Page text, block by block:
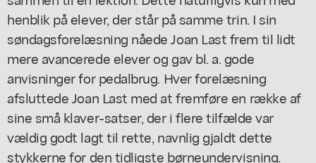
henblik på elever, der står på samme trin. I sin
søndagsforelæsning nåede Joan Last frem til lidt
mere avancerede elever og gav bl. a. gode
anvisninger for pedalbrug. Hver forelæsning
afsluttede Joan Last med at fremføre en række af
sine små klaver-satser, der i flere tilfælde var
vældig godt lagt til rette, navnlig gjaldt dette
stykkerne for den tidligste børneundervisning.